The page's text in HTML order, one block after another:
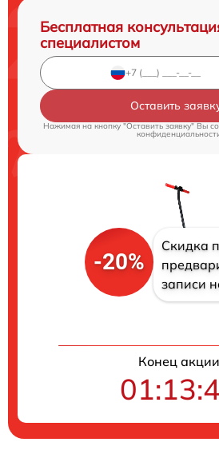
Бесплатная
специалистом
Оставить
Нажимая на кнопку "Оставить заявку" Вы
-20%
Скидка
записи
Конец акции